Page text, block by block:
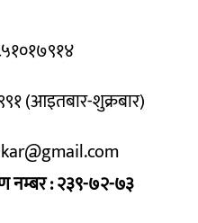
(आइतबार-शुक्रबार)
नम्बर : २३९-७२-७३